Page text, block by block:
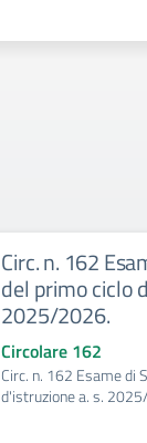
Circ. n. 162
del primo ciclo
2025/2026.
Circolare 162
Circ. n. 162 Esame di
d'istruzione a. s.